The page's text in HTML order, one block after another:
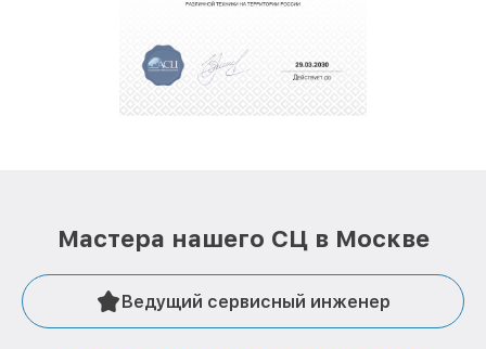
полной сохранности и бесплатно.
положительные отзывы и обрели отличную
репутацию. Мы постоянно совершенствуемся и
Мастера нашего СЦ в Москве
Ведущий сервисный инженер